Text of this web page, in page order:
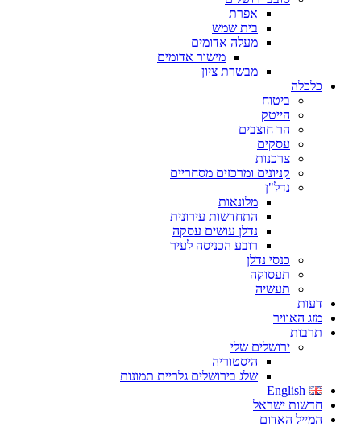
אפרת
בית שמש
מעלה אדומים
מישור אדומים
מבשרת ציון
כלכלה
ביטוח
הייטק
הר חוצבים
עסקים
צרכנות
קניונים ומרכזים מסחריים
נדל"ן
מלונאות
התחדשות עירונית
נדלן עושים עסקה
רובע הכניסה לעיר
כנסי נדלן
תעסוקה
תעשיה
דעות
מזג האוויר
תרבות
ירושלים שלי
היסטוריה
שלג בירושלים גלריית תמונות
English
חדשות ישראל
המייל האדום